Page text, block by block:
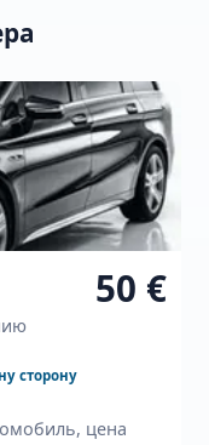
50 €
сторону
цена